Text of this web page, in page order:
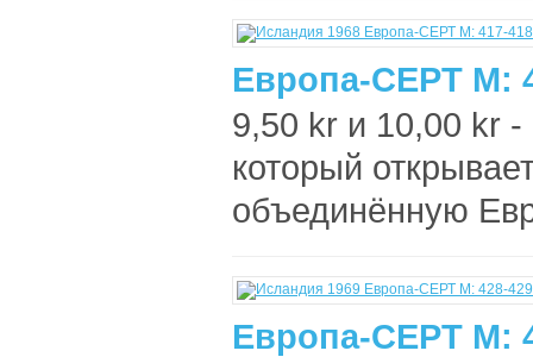
Европа-СЕРТ М:
9,50 kr и 10,00 kr
который
объединённую
Европа-СЕРТ М: